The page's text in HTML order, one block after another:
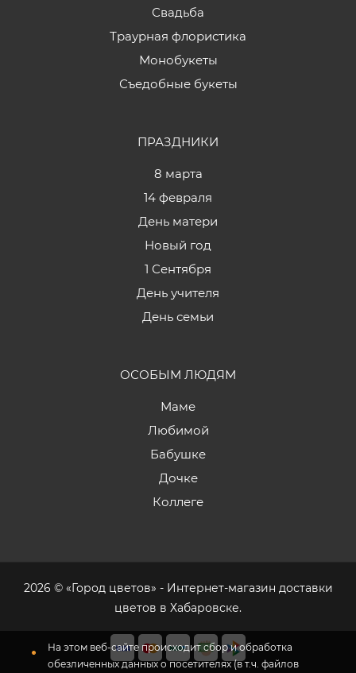
На этом веб-сайте происходит сбор и обработка
обезличенных данных о посетителях (в т.ч. файлов
Свадьба
Траурная флористика
Монобукеты
Съедобные букеты
ПРАЗДНИКИ
8 марта
14 февраля
День матери
Новый год
1 Сентября
День учителя
День семьи
ОСОБЫМ ЛЮДЯМ
Маме
Любимой
Бабушке
Дочке
Коллеге
2026 © «Город цветов» - Интернет-магазин доставки
цветов в Хабаровске.